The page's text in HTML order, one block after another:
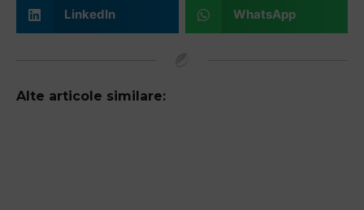
LinkedIn WhatsApp
Alte articole similare: